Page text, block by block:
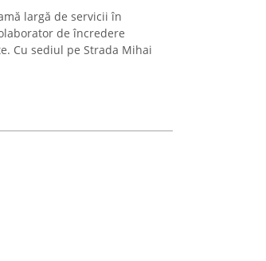
largă de servicii în
de încredere
Cu sediul pe Strada Mihai